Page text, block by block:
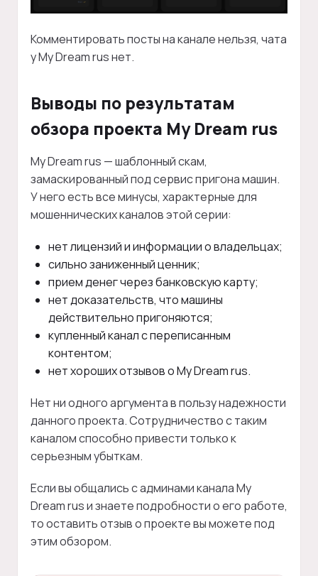
Комментировать посты на канале нельзя, чата
у My Dream rus нет.
Выводы по результатам
обзора проекта My Dream rus
My Dream rus — шаблонный скам,
замаскированный под сервис пригона машин.
У него есть все минусы, характерные для
мошеннических каналов этой серии:
нет лицензий и информации о владельцах;
сильно заниженный ценник;
прием денег через банковскую карту;
нет доказательств, что машины
действительно пригоняются;
купленный канал с переписанным
контентом;
нет хороших отзывов о My Dream rus.
Нет ни одного аргумента в пользу надежности
данного проекта. Сотрудничество с таким
каналом способно привести только к
серьезным убыткам.
Если вы общались с админами канала My
Dream rus и знаете подробности о его работе,
то оставить отзыв о проекте вы можете под
этим обзором.